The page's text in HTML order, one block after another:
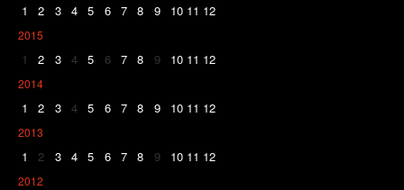
1 2 3 4 5 6 7 8 9 10 11 12
2015
1 2 3 4 5 6 7 8 9 10 11 12
2014
1 2 3 4 5 6 7 8 9 10 11 12
2013
1 2 3 4 5 6 7 8 9 10 11 12
2012